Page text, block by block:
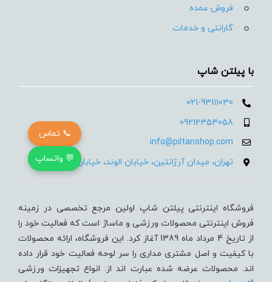
فروش عمده
گارانتی و خدمات
با پیلتن شاپ
021-93111030
09212353058
info@piltanshop.com
تهران، میدان آرژانتین، خیابان الوند، خیابان 35، پلاک 15
فروشگاه اینترنتی پیلتن شاپ اولین مرجع تخصصی در زمینه
فروش اینترنتی محصولات ورزشی و ماساژ است که فعالیت خود را
از تاریخ 4 مرداد ماه 1389 آغاز کرد. این فروشگاه، ارائه محصولات
با کیفیت و اصل مشتری مداری را سر لوحه فعالیت خود قرار داده
اند. محصولات عرضه شده عبارت اند از: انواع تجهیزات ورزشی
📞 تماس
💬 واتساپ